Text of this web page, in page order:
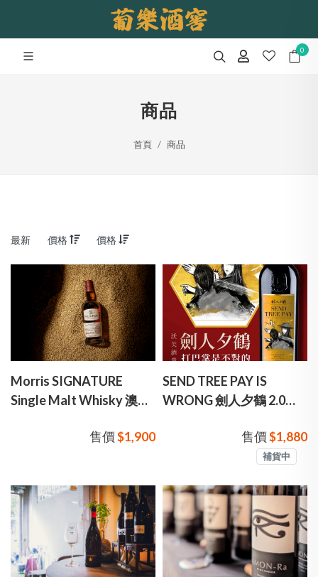
0
商品
首頁 商品
最新 價格 價格
Morris SIGNATURE
Single Malt Whisky 澳洲
售價$1,900
SEND TREE PAY IS
WRONG 劍人夕鶴 2.0
售價$1,880
補貨中